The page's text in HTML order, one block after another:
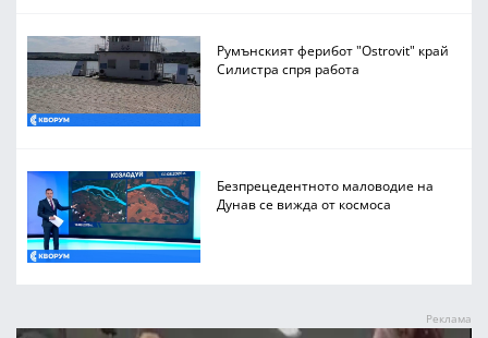
Румънският ферибот "Ostrovit" край
Силистра спря работа
Безпрецедентното маловодие на
Дунав се вижда от космоса